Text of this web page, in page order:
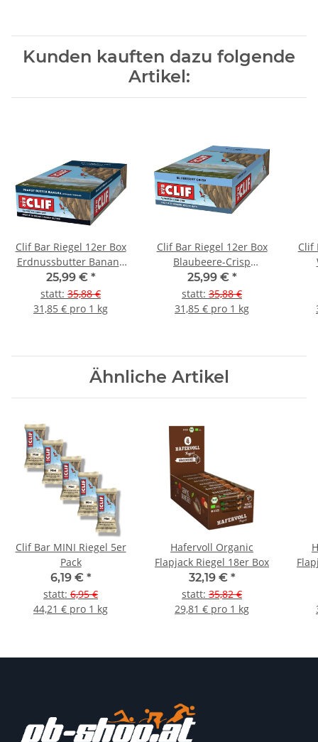
Kunden kauften dazu folgende
Artikel:
Clif Bar Riegel 12er Box
Erdnussbutter Banane
(Peanut Butter Banana)
25,99 € *
statt: 35,88 €
31,85 € pro 1 kg
Clif Bar Riegel 12er Box
Blaubeere-Crisp
(Blueberry Crisp)
25,99 € *
statt: 35,88 €
31,85 € pro 1 kg
Clif
Ähnliche Artikel
Clif Bar MINI Riegel 5er
Pack
6,19 € *
statt: 6,95 €
44,21 € pro 1 kg
Hafervoll Organic
Flapjack Riegel 18er Box
32,19 € *
statt: 35,82 €
29,81 € pro 1 kg